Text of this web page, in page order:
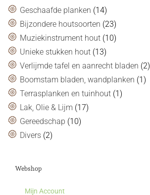
Geschaafde planken (14)
Bijzondere houtsoorten (23)
Muziekinstrument hout (10)
Unieke stukken hout (13)
Verlijmde tafel en aanrecht bladen (2)
Boomstam bladen, wandplanken (1)
Terrasplanken en tuinhout (1)
Lak, Olie & Lijm (17)
Gereedschap (10)
Divers (2)
Webshop
Mijn Account